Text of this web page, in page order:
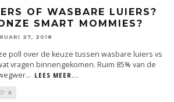
OF WASBARE LUIERS?
SMART MOMMIES?
27, 2018
poll over de keuze tussen wasbare luiers vs
vragen binnengekomen. Ruim 85% van de
... LEES MEER...
0